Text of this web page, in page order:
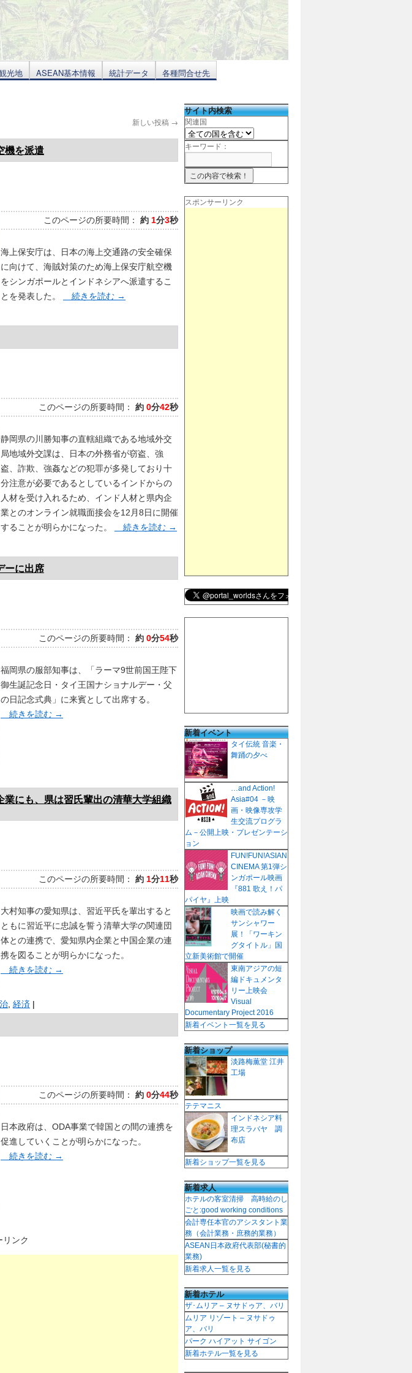
光地 ASEAN基本情報 統計データ 各種問合せ先
新しい投稿 →
機を派遣
このページの所要時間： 約 1分3秒
海上保安庁は、日本の海上交通路の安全確保
に向けて、海賊対策のため海上保安庁航空機
をシンガポールとインドネシアへ派遣するこ
とを発表した。
続きを読む →
このページの所要時間： 約 0分42秒
静岡県の川勝知事の直轄組織である地域外交
局地域外交課は、日本の外務省が窃盗、強
盗、詐欺、強姦などの犯罪が多発しており十
分注意が必要であるとしているインドからの
人材を受け入れるため、インド人材と県内企
業とのオンライン就職面接会を12月8日に開催
することが明らかになった。
続きを読む →
ーに出席
このページの所要時間： 約 0分54秒
福岡県の服部知事は、「ラーマ9世前国王陛下
御生誕記念日・タイ王国ナショナルデー・父
の日記念式典」に来賓として出席する。
続きを読む →
にも、県は習氏輩出の清華大学組織
このページの所要時間： 約 1分11秒
大村知事の愛知県は、習近平氏を輩出すると
ともに習近平に忠誠を誓う清華大学の関連団
体との連携で、愛知県内企業と中国企業の連
携を図ることが明らかになった。
続きを読む →
経済 |
このページの所要時間： 約 0分44秒
日本政府は、ODA事業で韓国との間の連携を
促進していくことが明らかになった。
続きを読む →
リンク
サイト内検索
関連国
キーワード：
スポンサーリンク
新着イベント
タイ伝統 音楽・
舞踊の夕べ
…and Action!
Asia#04 －映
画・映像専攻学
生交流プログラ
ム－公開上映・プレゼンテーシ
ョン
FUN!FUN!ASIAN
CINEMA 第1弾シ
ンガポール映画
『881 歌え！パ
パイヤ』上映
映画で読み解く
サンシャワー
展！「ワーキン
グタイトル」国
立新美術館で開催
東南アジアの短
編ドキュメンタ
リー上映会
Visual
Documentary Project 2016
新着イベント一覧を見る
新着ショップ
淡路梅薫堂 江井
工場
テテマニス
インドネシア料
理スラバヤ 調
布店
新着ショップ一覧を見る
新着求人
ホテルの客室清掃 高時給のし
ごと:good working conditions
会計専任本官のアシスタント業
務（会計業務・庶務的業務）
ASEAN日本政府代表部(秘書的
業務)
新着求人一覧を見る
新着ホテル
ザ･ムリア – ヌサドゥア、バリ
ムリア リゾート – ヌサドゥ
ア、バリ
パーク ハイアット サイゴン
新着ホテル一覧を見る